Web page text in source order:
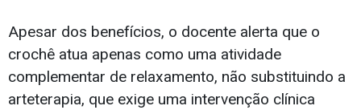
Apesar dos benefícios, o docente alerta que o
crochê atua apenas como uma atividade
complementar de relaxamento, não substituindo a
arteterapia, que exige uma intervenção clínica